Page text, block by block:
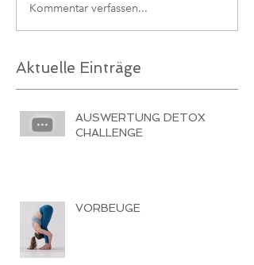
Kommentar verfassen...
Aktuelle Einträge
AUSWERTUNG DETOX
CHALLENGE
VORBEUGE